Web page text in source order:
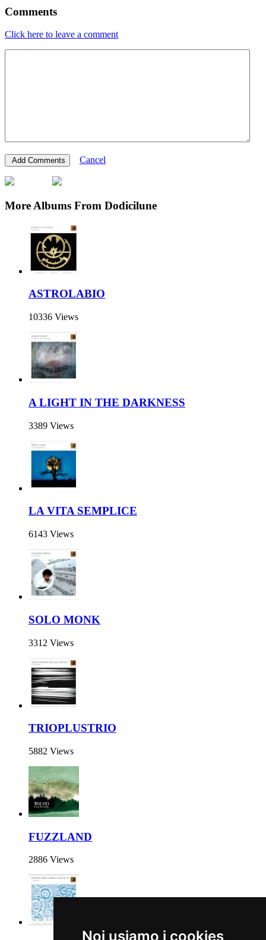
Noi usiamo i cookies
Comments
Click here to leave a comment
Cancel
More Albums From Dodicilune
ASTROLABIO
10336 Views
A LIGHT IN THE DARKNESS
3389 Views
LA VITA SEMPLICE
6143 Views
SOLO MONK
3312 Views
TRIOPLUSTRIO
5882 Views
FUZZLAND
2886 Views